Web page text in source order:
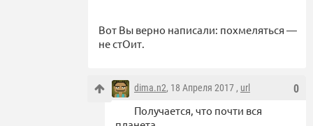
Вот Вы верно написали: похмеляться —
не стОит.
0
dima.n2, 18 Апреля 2017 , url
Получается, что почти вся